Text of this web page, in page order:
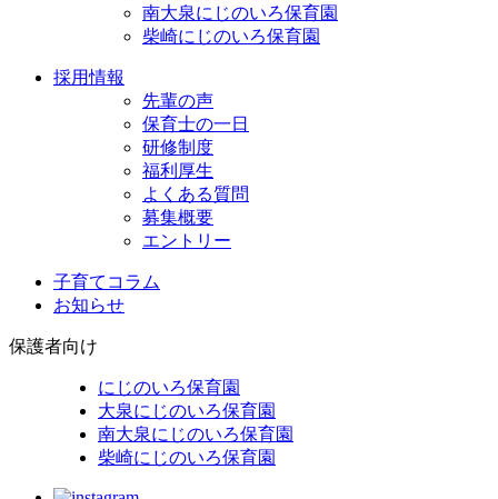
南大泉にじのいろ保育園
柴崎にじのいろ保育園
採用情報
先輩の声
保育士の一日
研修制度
福利厚生
よくある質問
募集概要
エントリー
子育てコラム
お知らせ
保護者向け
にじのいろ保育園
大泉にじのいろ保育園
南大泉にじのいろ保育園
柴崎にじのいろ保育園